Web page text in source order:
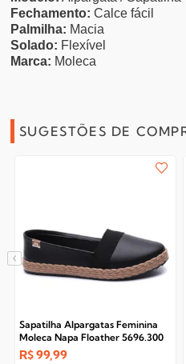
Fechamento: Calce fácil
Palmilha: Macia
Solado: Flexível
Marca: Moleca
SUGESTÕES DE
Sapatilha Alpargatas Feminina
Moleca Napa Floather 5696.300
NP
R$99,99